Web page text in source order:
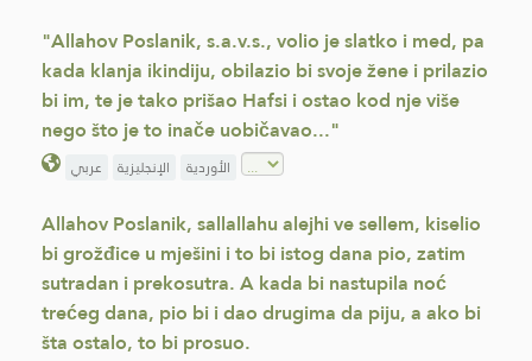
"Allahov Poslanik, s.a.v.s., volio je slatko i med, pa
kada klanja ikindiju, obilazio bi svoje žene i prilazio
bi im, te je tako prišao Hafsi i ostao kod nje više
nego što je to inače uobičavao..."
عربي الإنجليزية الأوردية
Allahov Poslanik, sallallahu alejhi ve sellem, kiselio
bi grožđice u mješini i to bi istog dana pio, zatim
sutradan i prekosutra. A kada bi nastupila noć
trećeg dana, pio bi i dao drugima da piju, a ako bi
šta ostalo, to bi prosuo.